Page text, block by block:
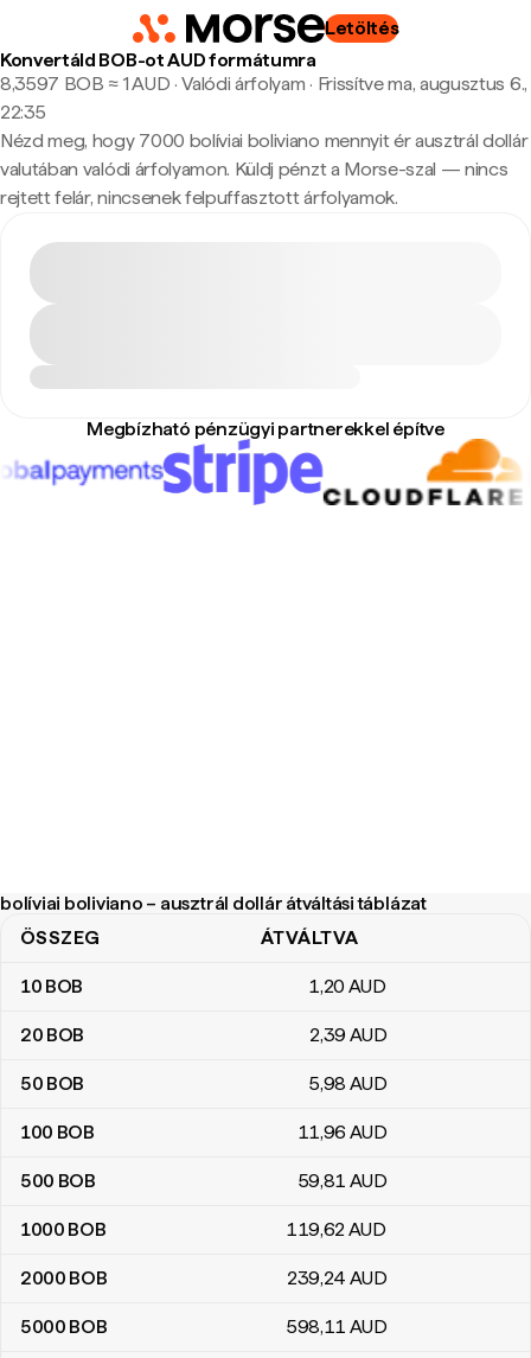
Letöltés
Konvertáld BOB-ot AUD formátumra
8,3597 BOB ≈ 1 AUD · Valódi árfolyam · Frissítve ma, augusztus 6.,
22:35
Nézd meg, hogy 7000 bolíviai boliviano mennyit ér ausztrál dollár
valutában valódi árfolyamon. Küldj pénzt a Morse-szal — nincs
rejtett felár, nincsenek felpuffasztott árfolyamok.
Megbízható pénzügyi partnerekkel építve
bolíviai boliviano – ausztrál dollár átváltási táblázat
bolíviai boliviano – ausztrál dollár átváltási táblázat
ÖSSZEG ÁTVÁLTVA
10 BOB 1,20 AUD
20 BOB 2,39 AUD
50 BOB 5,98 AUD
100 BOB 11,96 AUD
500 BOB 59,81 AUD
1000 BOB 119,62AUD
2000 BOB 239,24 AUD
5000 BOB 598,11 AUD